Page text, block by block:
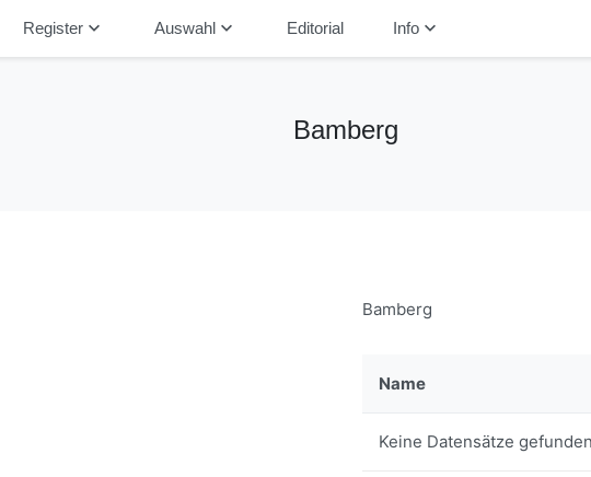
Registerkeyboard_arrow_down Auswahlkeyboard_arrow_down Editorial Infokeyboard_arrow_down
Bamberg
Bamberg
Name
Keine Datensätze